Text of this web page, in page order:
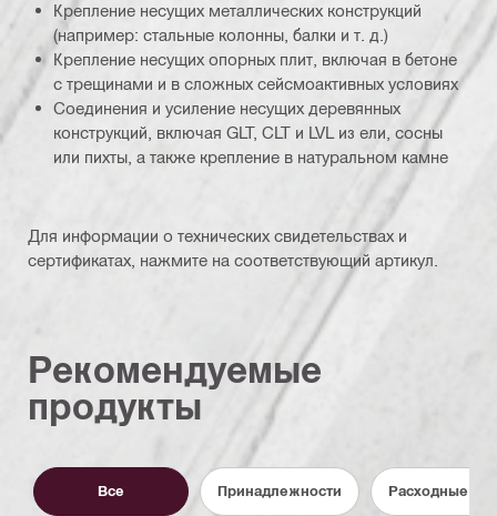
Крепление несущих металлических конструкций
(например: стальные колонны, балки и т. д.)
Крепление несущих опорных плит, включая в бетоне
с трещинами и в сложных сейсмоактивных условиях
Соединения и усиление несущих деревянных
конструкций, включая GLT, CLT и LVL из ели, сосны
или пихты, а также крепление в натуральном камне
Для информации о технических свидетельствах и
сертификатах, нажмите на соответствующий артикул.
Рекомендуемые
продукты
Все Принадлежности Расходные